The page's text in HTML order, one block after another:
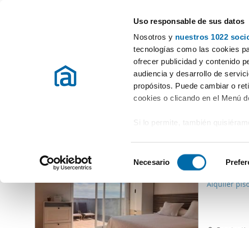
Uso responsable de sus datos
Nosotros y nuestros 1022
tecnologías como las cookies
ofrecer publicidad y contenido
audiencia y desarrollo de
propósitos. Puede cambiar o
cookies o clicando en el Menú
Si lo permite, también
Identificar su dispositivo
Obtenga más información
preferencias en la
en la Declaración de cookies.
e
e
c
Necesario
Appartamenti in affito Tarragona Affitto Appartamenti Les
Affitto Appartamenti Les Gunyoles (0 Immobili)
2
Alquiler